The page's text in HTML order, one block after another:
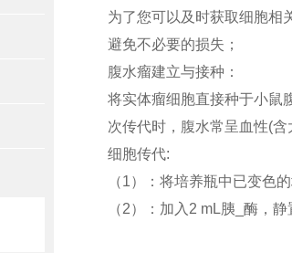
为了您可以及时获取细胞相
避免不必要的损失；
腹水瘤建立与接种：
将实体瘤细胞直接种于小鼠
次传代时，腹水常呈血性(含
细胞传代:
（1）：将培养瓶中已变色
（2）：加入2 mL胰_酶，